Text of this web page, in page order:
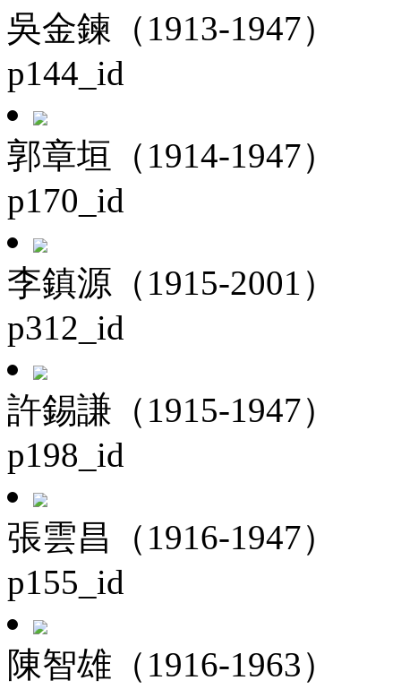
吳金鍊（1913-1947）
p144_id
郭章垣（1914-1947）
p170_id
李鎮源（1915-2001）
p312_id
許錫謙（1915-1947）
p198_id
張雲昌（1916-1947）
p155_id
陳智雄（1916-1963）